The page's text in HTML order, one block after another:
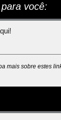
você:
mais sobre estes